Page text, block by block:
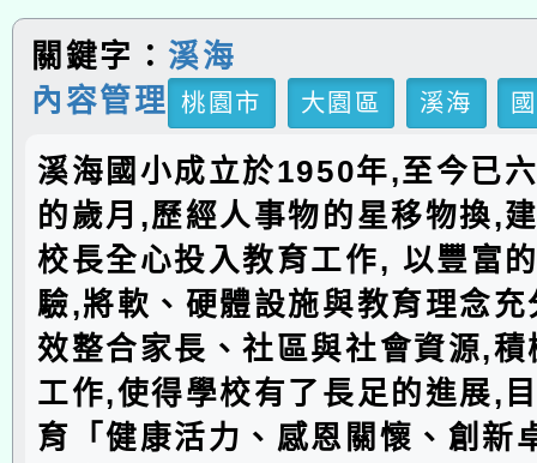
關鍵字： 溪海
內容管理
桃園市 大園區 溪海
溪海國小成立於1950年,至今已
的歲月,歷經人事物的星移物換,
校長全心投入教育工作, 以豐富
驗,將軟、硬體設施與教育理念
效整合家長、社區與社會資源,
工作,使得學校有了長足的進展,
育「健康活力、感恩關懷、創新